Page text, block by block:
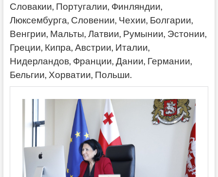
Словакии, Португалии, Финляндии,
Люксембурга, Словении, Чехии, Болгарии,
Венгрии, Мальты, Латвии, Румынии, Эстонии,
Греции, Кипра, Австрии, Италии,
Нидерландов, Франции, Дании, Германии,
Бельгии, Хорватии, Польши.